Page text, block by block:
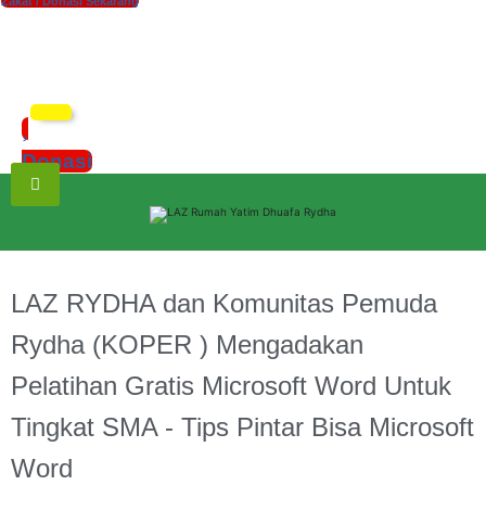
xzczc
Donasi
LAZ RYDHA dan Komunitas Pemuda
Rydha (KOPER ) Mengadakan
Pelatihan Gratis Microsoft Word Untuk
Tingkat SMA - Tips Pintar Bisa Microsoft
Word